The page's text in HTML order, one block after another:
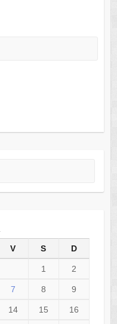
V S D
1 2
7 8 9
14 15 16